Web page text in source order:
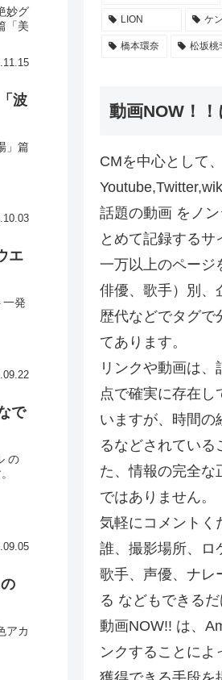
妙グ
「美
波
」篇
エ
一発
で
の
アカ
LION ケ
橋本環奈 松坂桃
動画NOW！
CMを中心として、
話題の動画 をノ
とめて記録するサ
一万以上のページ
俳優、歌手）別、
歴代などでタグで
てあります。
リンクや動画は
点で確実に存在し
いますが、時間の
るなどされている
た、情報の完全な
ではありません。
気軽にコメントく
誰、撮影場所、ロ
歌手、声優、ナレ
る などもできる
動画NOW!! は、
ンクすることによ